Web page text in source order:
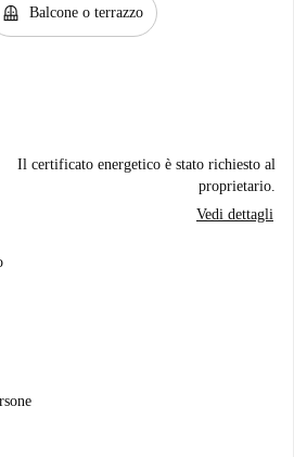
balcony Balcone o terrazzo
Il certificato energetico è stato richiesto al
proprietario.
Vedi dettagli